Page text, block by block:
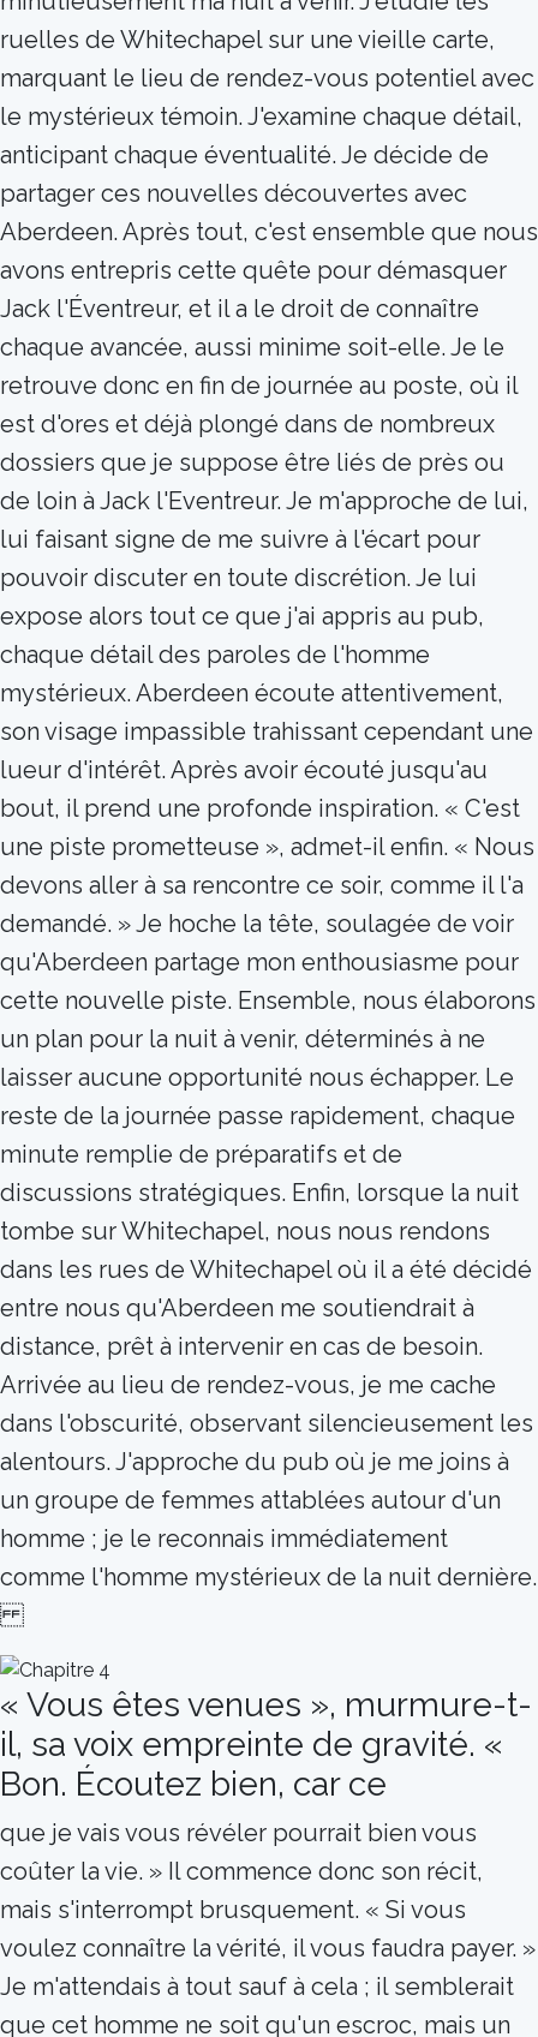
ruelles de Whitechapel sur une vieille carte,
marquant le lieu de rendez-vous potentiel avec
le mystérieux témoin. J'examine chaque détail,
anticipant chaque éventualité. Je décide de
partager ces nouvelles découvertes avec
Aberdeen. Après tout, c'est ensemble que nous
avons entrepris cette quête pour démasquer
Jack l'Éventreur, et il a le droit de connaître
chaque avancée, aussi minime soit-elle. Je le
retrouve donc en fin de journée au poste, où il
est d'ores et déjà plongé dans de nombreux
dossiers que je suppose être liés de près ou
de loin à Jack l'Eventreur. Je m'approche de lui,
lui faisant signe de me suivre à l'écart pour
pouvoir discuter en toute discrétion. Je lui
expose alors tout ce que j'ai appris au pub,
chaque détail des paroles de l'homme
mystérieux. Aberdeen écoute attentivement,
son visage impassible trahissant cependant une
lueur d'intérêt. Après avoir écouté jusqu'au
bout, il prend une profonde inspiration. « C'est
une piste prometteuse », admet-il enfin. « Nous
devons aller à sa rencontre ce soir, comme il l'a
demandé. » Je hoche la tête, soulagée de voir
qu'Aberdeen partage mon enthousiasme pour
cette nouvelle piste. Ensemble, nous élaborons
un plan pour la nuit à venir, déterminés à ne
laisser aucune opportunité nous échapper. Le
reste de la journée passe rapidement, chaque
minute remplie de préparatifs et de
discussions stratégiques. Enfin, lorsque la nuit
tombe sur Whitechapel, nous nous rendons
dans les rues de Whitechapel où il a été décidé
entre nous qu'Aberdeen me soutiendrait à
distance, prêt à intervenir en cas de besoin.
Arrivée au lieu de rendez-vous, je me cache
dans l'obscurité, observant silencieusement les
alentours. J'approche du pub où je me joins à
un groupe de femmes attablées autour d'un
homme ; je le reconnais immédiatement
comme l'homme mystérieux de la nuit dernière.
« Vous êtes venues », murmure-t-
il, sa voix empreinte de gravité. «
Bon. Écoutez bien, car ce
que je vais vous révéler pourrait bien vous
coûter la vie. » Il commence donc son récit,
mais s'interrompt brusquement. « Si vous
voulez connaître la vérité, il vous faudra payer. »
Je m'attendais à tout sauf à cela ; il semblerait
que cet homme ne soit qu'un escroc, mais un